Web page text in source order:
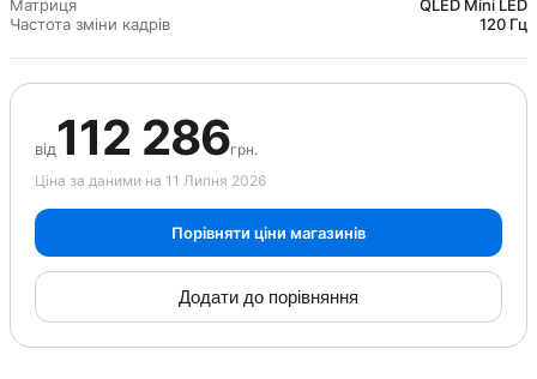
Матриця
QLED Mini LED
Частота зміни кадрів
120 Гц
від112 286грн.
Ціна за даними на 11 Липня 2026
Порівняти ціни магазинів
Додати до порівняння